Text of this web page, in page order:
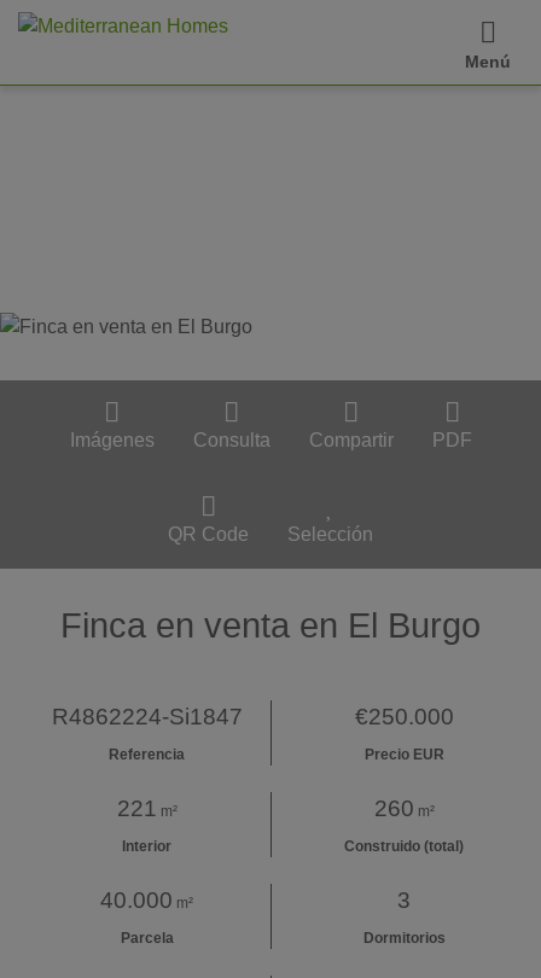
Menú
Imágenes Consulta Compartir PDF
QR Code Selección
Finca en venta en El Burgo
R4862224-Si1847
Referencia
€250.000
Precio EUR
221 m²
Interior
260 m²
Construido (total)
40.000 m²
Parcela
3
Dormitorios